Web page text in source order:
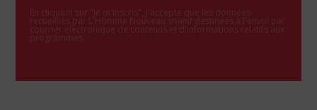
En cliquant sur "Je m'inscris", j'accepte que les données
recueillies par L'Homme Nouveau soient destinées à l'envoi par
courrier électronique de contenus et d'informations relatifs aux
programmes.